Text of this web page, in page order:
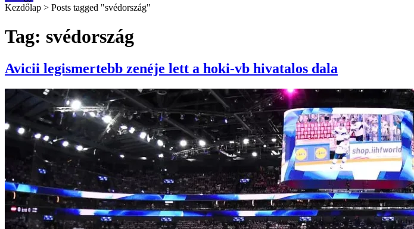
Kezdőlap > Posts tagged "svédország"
Tag: svédország
Avicii legismertebb zenéje lett a hoki-vb hivatalos dala